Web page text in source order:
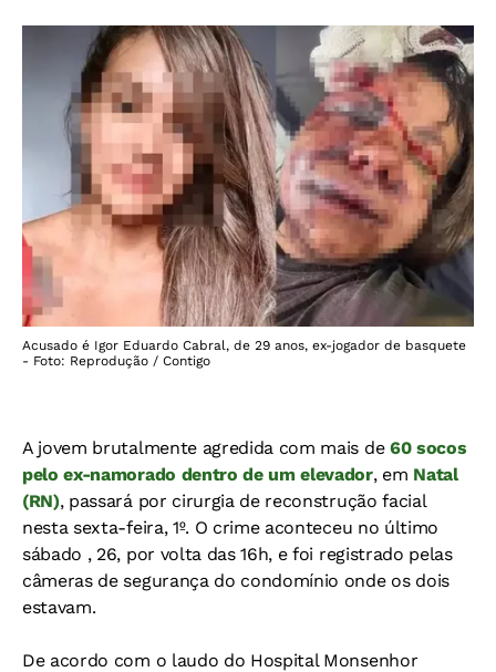
Acusado é Igor Eduardo Cabral, de 29 anos, ex-jogador de basquete
- Foto: Reprodução / Contigo
A jovem brutalmente agredida com mais de 60 socos
pelo ex-namorado dentro de um elevador, em Natal
(RN), passará por cirurgia de reconstrução facial
nesta sexta-feira, 1º. O crime aconteceu no último
sábado , 26, por volta das 16h, e foi registrado pelas
câmeras de segurança do condomínio onde os dois
estavam.
De acordo com o laudo do Hospital Monsenhor